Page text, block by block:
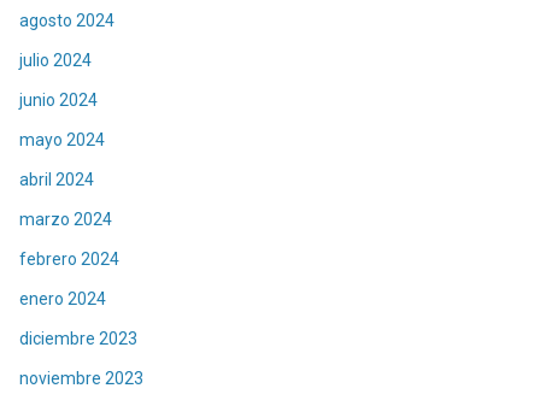
agosto 2024
julio 2024
junio 2024
mayo 2024
abril 2024
marzo 2024
febrero 2024
enero 2024
diciembre 2023
noviembre 2023